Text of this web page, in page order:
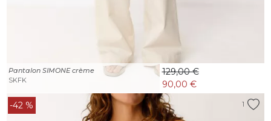
Pantalon SIMONE crème
SKFK
129,00 €
90,00 €
-42 %
1